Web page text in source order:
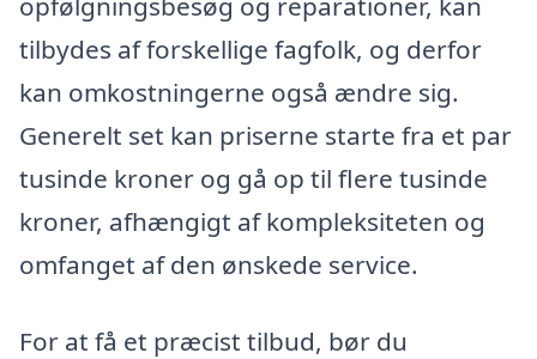
tilbydes af forskellige fagfolk, og derfor
kan omkostningerne også ændre sig.
Generelt set kan priserne starte fra et par
tusinde kroner og gå op til flere tusinde
kroner, afhængigt af kompleksiteten og
omfanget af den ønskede service.
For at få et præcist tilbud, bør du